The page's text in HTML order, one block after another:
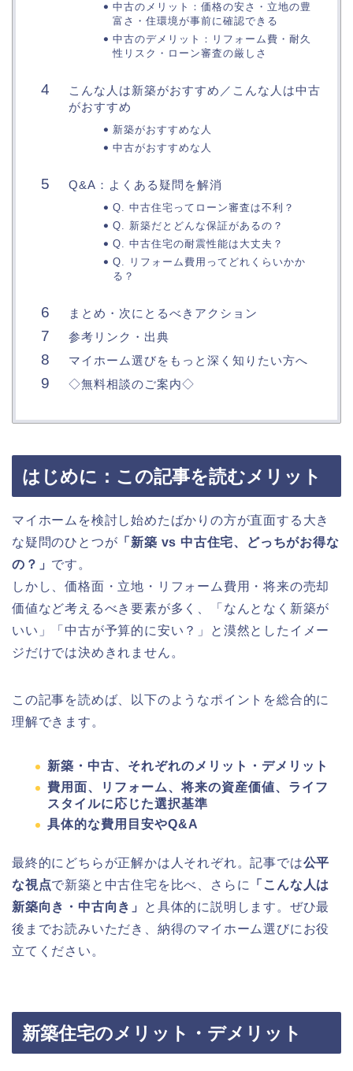
中古のメリット：価格の安さ・立地の豊
富さ・住環境が事前に確認できる
中古のデメリット：リフォーム費・耐久
性リスク・ローン審査の厳しさ
こんな人は新築がおすすめ／こんな人は中古
がおすすめ
新築がおすすめな人
中古がおすすめな人
Q&A：よくある疑問を解消
Q. 中古住宅ってローン審査は不利？
Q. 新築だとどんな保証があるの？
Q. 中古住宅の耐震性能は大丈夫？
Q. リフォーム費用ってどれくらいかか
る？
まとめ・次にとるべきアクション
参考リンク・出典
マイホーム選びをもっと深く知りたい方へ
◇無料相談のご案内◇
はじめに：この記事を読むメリット
マイホームを検討し始めたばかりの方が直面する大き
な疑問のひとつが 「新築 vs 中古住宅、どっちがお得な
の？」 です。
しかし、価格面・立地・リフォーム費用・将来の売却
価値など考えるべき要素が多く、「なんとなく新築が
いい」「中古が予算的に安い？」と漠然としたイメー
ジだけでは決めきれません。
この記事を読めば、以下のようなポイントを総合的に
理解できます。
新築・中古、それぞれのメリット・デメリット
費用面、リフォーム、将来の資産価値、ライフ
スタイルに応じた選択基準
具体的な費用目安やQ&A
最終的にどちらが正解かは人それぞれ。記事では公平
な視点で新築と中古住宅を比べ、さらに
「こんな人は
新築向き・中古向き」
と具体的に説明します。ぜひ最
後までお読みいただき、納得のマイホーム選びにお役
立てください。
新築住宅のメリット・デメリット